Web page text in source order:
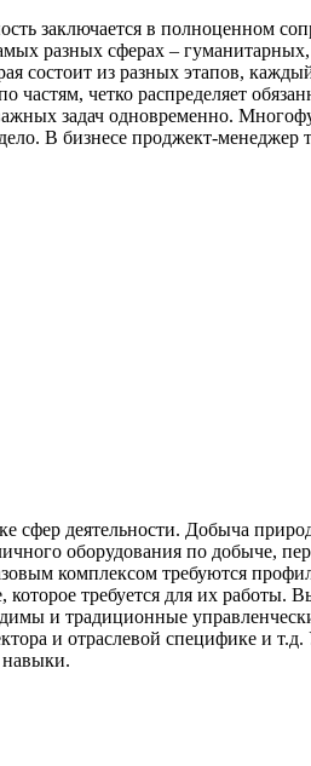
заключается в полноценном
разных сферах –
состоит из разных этапов,
четко распределяет
задач одновременно.
В бизнесе проджект-менеджер
деятельности. Добыча
оборудования по добыче,
комплексом требуются
требуется для их работы.
и традиционные
и отраслевой специфике и
навыки.